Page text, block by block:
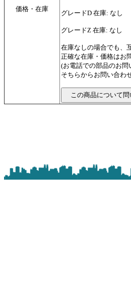
価格・在庫
グレードD 在庫: なし
グレードZ 在庫: なし
在庫なしの場合でも、
正確な在庫・価格はお
(お電話での部品のお
そちらからお問い合わ